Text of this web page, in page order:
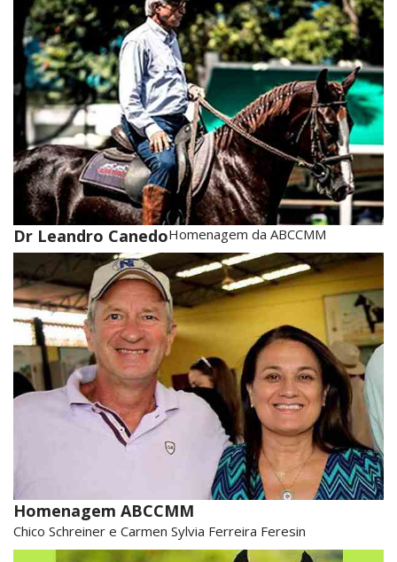
Dr Leandro CanedoHomenagem da ABCCMM
Homenagem ABCCMM
Chico Schreiner e Carmen Sylvia Ferreira Feresin